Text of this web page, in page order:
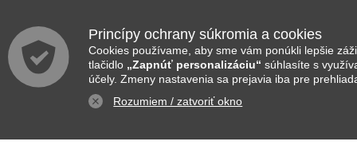
Princípy ochrany súkromia a cookies
Cookies používame, aby sme vám ponúkli lepšie
tlačidlo „Zapnúť personalizáciu“ súhlasíte s
účely. Zmeny nastavenia sa prejavia iba pre
Rozumiem / zatvoriť okno